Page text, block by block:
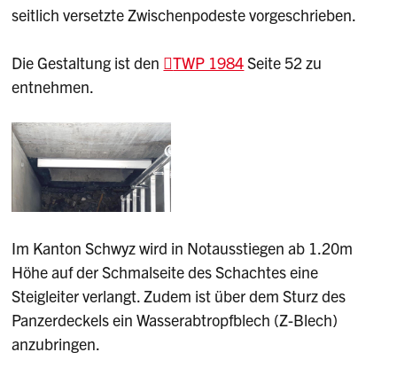
seitlich versetzte Zwischenpodeste vorgeschrieben.
Die Gestaltung ist den TWP 1984Seite 52 zu
entnehmen.
Im Kanton Schwyz wird in Notausstiegen ab 1.20m
Höhe auf der Schmalseite des Schachtes eine
Steigleiter verlangt. Zudem ist über dem Sturz des
Panzerdeckels ein Wasserabtropfblech (Z-Blech)
anzubringen.